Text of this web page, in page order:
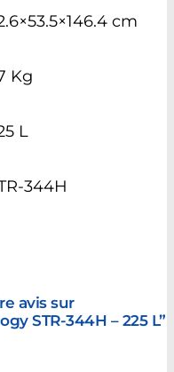
cm
Kg
L
344H
avis sur
STR-344H – 225 L”